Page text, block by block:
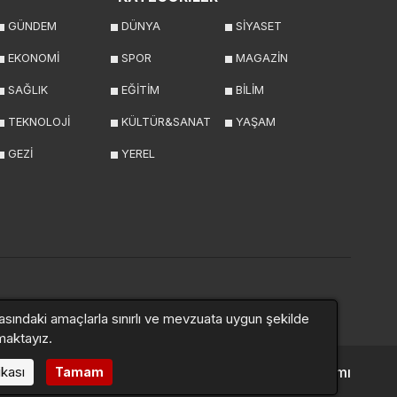
GÜNDEM DÜNYA SİYASET
EKONOMİ SPOR MAGAZİN
SAĞLIK EĞİTİM BİLİM
TEKNOLOJİ KÜLTÜR&SANAT YAŞAM
GEZİ YEREL
Haber Yazılımı
amaçlarla sınırlı ve mevzuata uygun şekilde
Tamam